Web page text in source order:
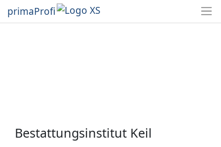
primaProfi
Bestattungsinstitut Keil